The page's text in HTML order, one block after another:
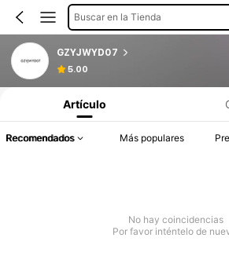
Buscar en la Tienda
GZYJWYD07
5.00
Artículo
Recomendados Más populares
No hay coincidencias
Por favor inténtelo de